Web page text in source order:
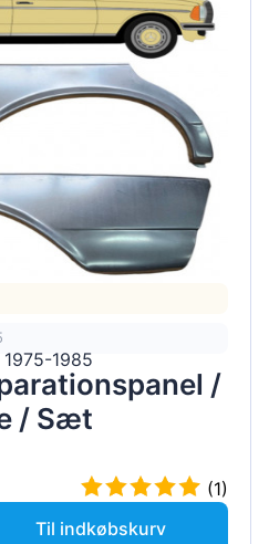
1975-1985
/
/ Sæt
(1)
Til indkøbskurv